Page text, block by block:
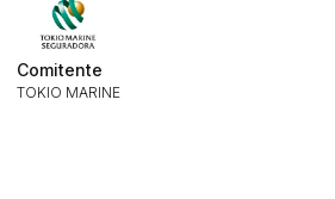
Comitente
TOKIO MARINE
Propostas
lances ou